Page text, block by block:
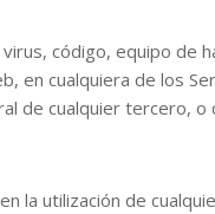
código, equipo de
cualquiera de los
de cualquier tercero,
utilización de